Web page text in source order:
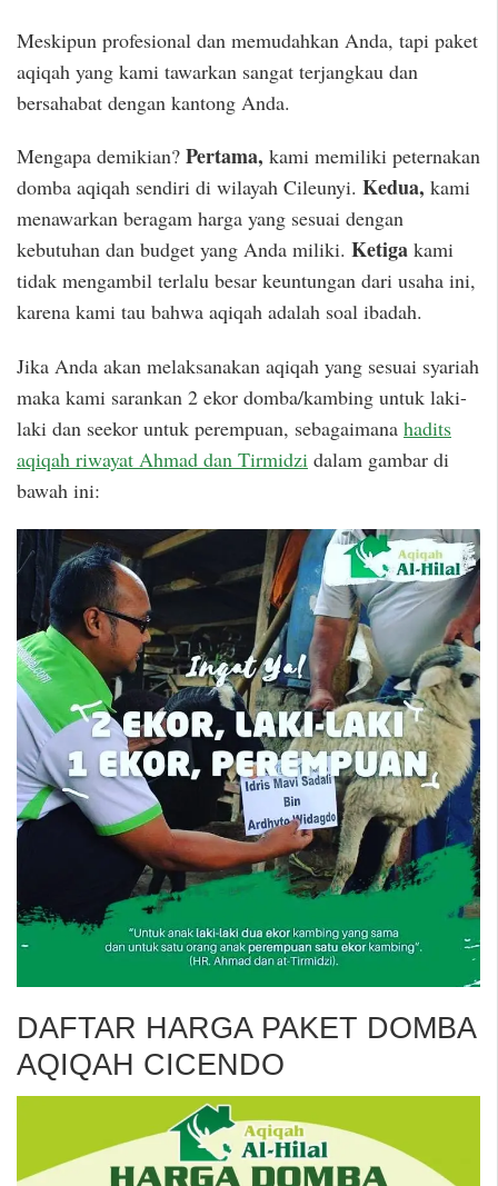
Meskipun profesional dan memudahkan Anda, tapi paket
aqiqah yang kami tawarkan sangat terjangkau dan
bersahabat dengan kantong Anda.
Mengapa demikian? Pertama, kami memiliki peternakan
domba aqiqah sendiri di wilayah Cileunyi. Kedua, kami
menawarkan beragam harga yang sesuai dengan
kebutuhan dan budget yang Anda miliki. Ketiga kami
tidak mengambil terlalu besar keuntungan dari usaha ini,
karena kami tau bahwa aqiqah adalah soal ibadah.
Jika Anda akan melaksanakan aqiqah yang sesuai syariah
maka kami sarankan 2 ekor domba/kambing untuk laki-
laki dan seekor untuk perempuan, sebagaimana hadits
aqiqah riwayat Ahmad dan Tirmidzi dalam gambar di
bawah ini:
DAFTAR HARGA PAKET DOMBA
AQIQAH CICENDO